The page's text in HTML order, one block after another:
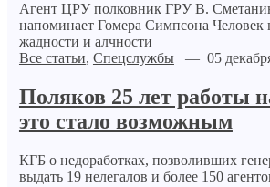
Агент ЦРУ полковник ГРУ В.
напоминает Гомера Симпсона Человек
жадности и алчности
Все статьи, Спецслужбы— 05
Поляков 25 лет работы
это стало возможным
КГБ о недоработках, позволивших
выдать 19 нелегалов и более 150